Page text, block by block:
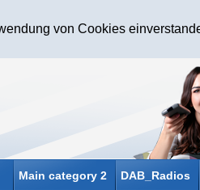
von Cookies
Main category 2 DAB_Radios